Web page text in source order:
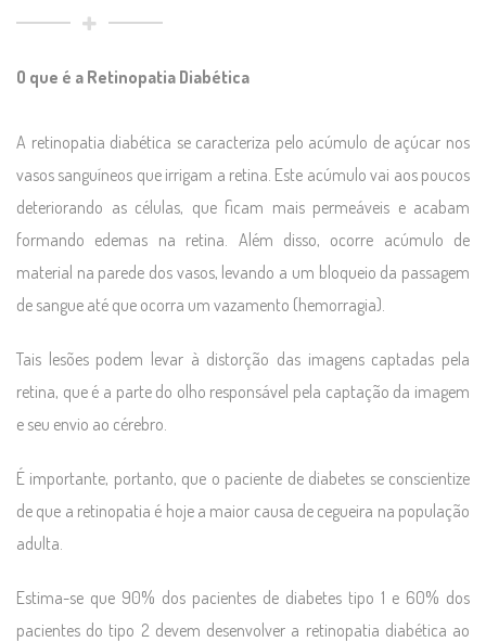
O que é a Retinopatia Diabética
A retinopatia diabética se caracteriza pelo acúmulo de açúcar nos
vasos sanguíneos que irrigam a retina. Este acúmulo vai aos poucos
deteriorando as células, que ficam mais permeáveis e acabam
formando edemas na retina. Além disso, ocorre acúmulo de
material na parede dos vasos, levando a um bloqueio da passagem
de sangue até que ocorra um vazamento (hemorragia).
Tais lesões podem levar à distorção das imagens captadas pela
retina, que é a parte do olho responsável pela captação da imagem
e seu envio ao cérebro.
É importante, portanto, que o paciente de diabetes se conscientize
de que a retinopatia é hoje a maior causa de cegueira na população
adulta.
Estima-se que 90% dos pacientes de diabetes tipo 1 e 60% dos
pacientes do tipo 2 devem desenvolver a retinopatia diabética ao